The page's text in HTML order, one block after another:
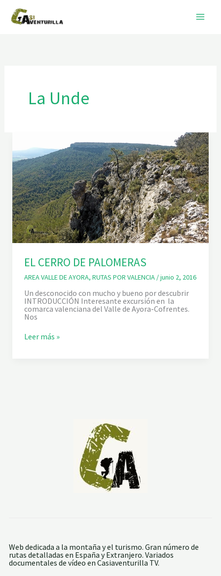
contenido
La Unde
EL CERRO DE PALOMERAS
AREA VALLE DE AYORA, RUTAS POR VALENCIA/junio 2, 2016
Un desconocido con mucho y bueno por descubrir
INTRODUCCIÓN Interesante excursión en la
comarca valenciana del Valle de Ayora-Cofrentes.
Nos
ELeer más »
Web dedicada a la montaña y el turismo. Gran número de
rutas detalladas en España y Extranjero. Variados
documentales de vídeo en Casiaventurilla TV.